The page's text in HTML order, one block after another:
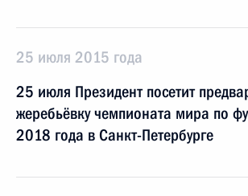
25 июля 2015 года
25 июля Президент посетит
жеребьёвку чемпионата мира по
2018 года в Санкт-Петербурге